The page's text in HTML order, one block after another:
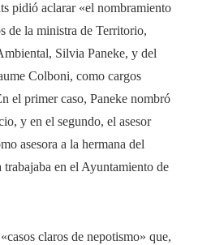
pidió aclarar «el nombramiento
de la ministra de Territorio,
Silvia Paneke, y del
Colboni, como cargos
el primer caso, Paneke nombró
y en el segundo, el asesor
asesora a la hermana del
trabajaba en el Ayuntamiento de
claros de nepotismo» que,